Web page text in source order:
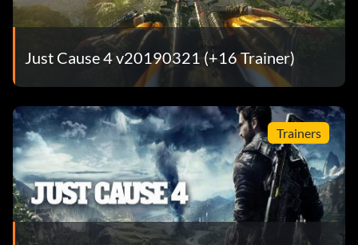
Just Cause 4 v20190321 (+16 Trainer)
Trainers